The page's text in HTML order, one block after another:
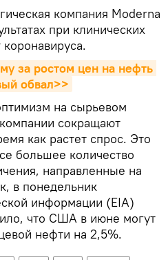
компания Moderna
при клинических
за ростом цен на нефть
обвал>>
на сырьевом
сокращают
как растет спрос. Это
большее количество
направленные на
в понедельник
информации (EIA)
что США в июне могут
нефти на 2,5%.